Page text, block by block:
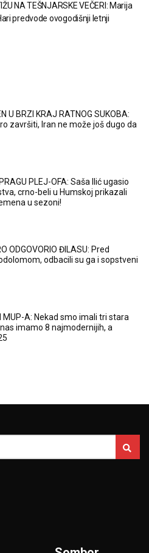
NA TEŠNJARSKE VEČERI: Marija
predvode ovogodišnji letnji
U BRZI KRAJ RATNOG SUKOBA:
završiti, Iran ne može još dugo da
PLEJ-OFA: Saša Ilić ugasio
crno-beli u Humskoj prikazali
u sezoni!
ODGOVORIO ĐILASU: Pred
odbacili su ga i sopstveni
MUP-A: Nekad smo imali tri stara
imamo 8 najmodernijih, a